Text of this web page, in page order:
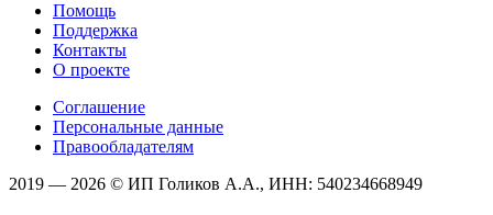
Помощь
Поддержка
Контакты
О проекте
Соглашение
Персональные данные
Правообладателям
2019 — 2026 © ИП Голиков А.А., ИНН: 540234668949